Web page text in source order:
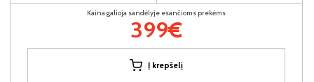
Kaina galioja sandėlyje esančioms prekėms
399€
Į krepšelį